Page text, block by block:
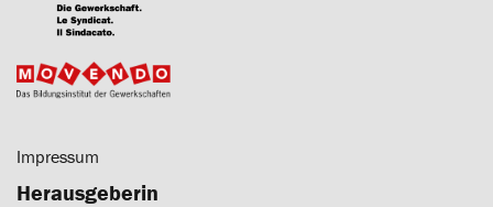
Impressum
Herausgeberin